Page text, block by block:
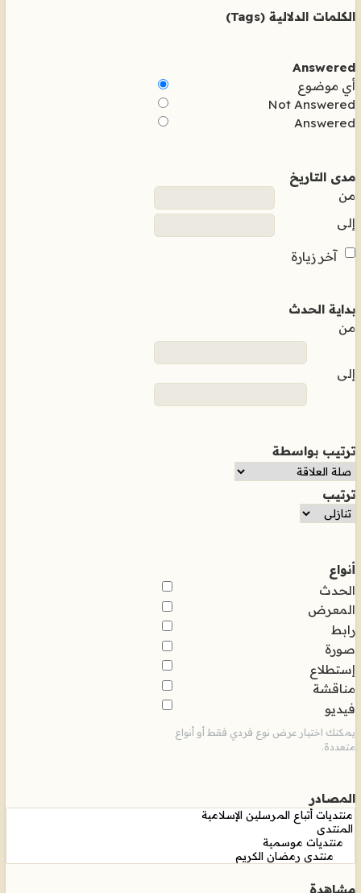
الكلمات الدلالية (Tags)
Answered
أي موضوع
Not Answered
Answered
مدى التاريخ
من
إلى
آخر زيارة
بداية الحدث
من
إلى
ترتيب بواسطة
ترتيب
أنواع
الحدث
المعرض
رابط
صورة
إستطلاع
مناقشة
فيديو
يمكنك اختيار عرض نوع فردي فقط أو أنواع
متعددة.
المصادر
مشاهدة